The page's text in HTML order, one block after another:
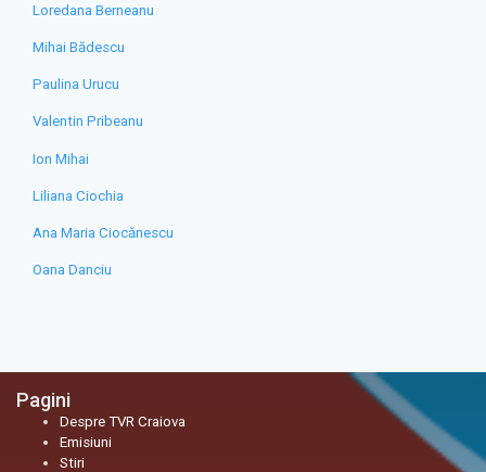
Loredana Berneanu
Mihai Bădescu
Paulina Urucu
Valentin Pribeanu
Ion Mihai
Liliana Ciochia
Ana Maria Ciocănescu
Oana Danciu
Pagini
Despre TVR Craiova
Emisiuni
Stiri